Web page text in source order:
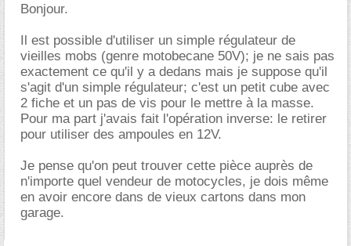
Bonjour.
Il est possible d'utiliser un simple régulateur de
vieilles mobs (genre motobecane 50V); je ne sais pas
exactement ce qu'il y a dedans mais je suppose qu'il
s'agit d'un simple régulateur; c'est un petit cube avec
2 fiche et un pas de vis pour le mettre à la masse.
Pour ma part j'avais fait l'opération inverse: le retirer
pour utiliser des ampoules en 12V.
Je pense qu'on peut trouver cette pièce auprès de
n'importe quel vendeur de motocycles, je dois même
en avoir encore dans de vieux cartons dans mon
garage.